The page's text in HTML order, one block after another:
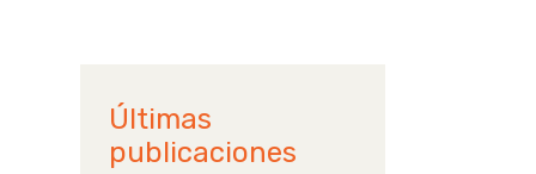
Últimas
publicaciones